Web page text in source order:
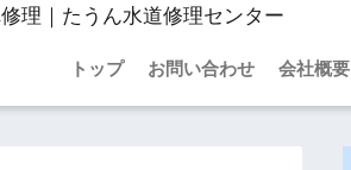
理｜たうん水道修理センター
トップ お問い合わせ 会社概要